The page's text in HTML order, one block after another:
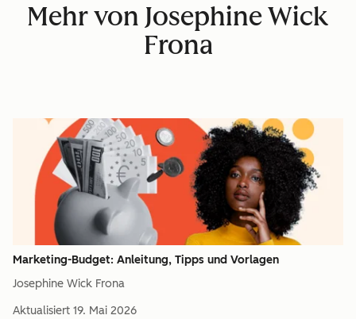
Mehr von Josephine Wick
Frona
Marketing-Budget: Anleitung, Tipps und Vorlagen
Josephine Wick Frona
Aktualisiert 19. Mai 2026